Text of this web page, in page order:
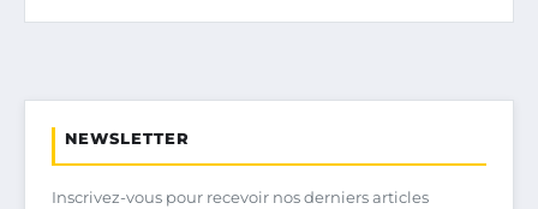
NEWSLETTER
Inscrivez-vous pour recevoir nos derniers articles